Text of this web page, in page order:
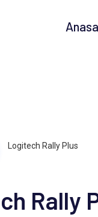
Logitech Rally Plus
Rally